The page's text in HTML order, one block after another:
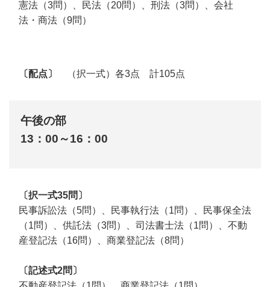
憲法（3問）、民法（20問）、刑法（3問）、会社
法・商法（9問）
〔配点〕 （択一式）各3点 計105点
午後の部
13：00～16：00
〔択一式35問〕
民事訴訟法（5問）、民事執行法（1問）、民事保全法
（1問）、供託法（3問）、司法書士法（1問）、不動
産登記法（16問）、商業登記法（8問）
〔記述式2問〕